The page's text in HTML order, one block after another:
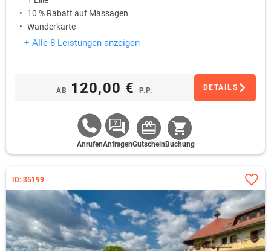
10 % Rabatt auf Massagen
Wanderkarte
+ Alle 8 Leistungen anzeigen
AB 120,00 € P.P. DETAILS
AnrufenAnfragenGutschein Buchung
ID: 35199